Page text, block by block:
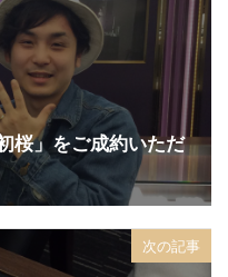
桜」をご成約いただ
次の記事